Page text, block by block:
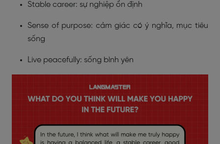
Stable career: sự nghiệp ổn định
Sense of purpose: cảm giác có ý nghĩa, mục tiêu
sống
Live peacefully: sống bình yên